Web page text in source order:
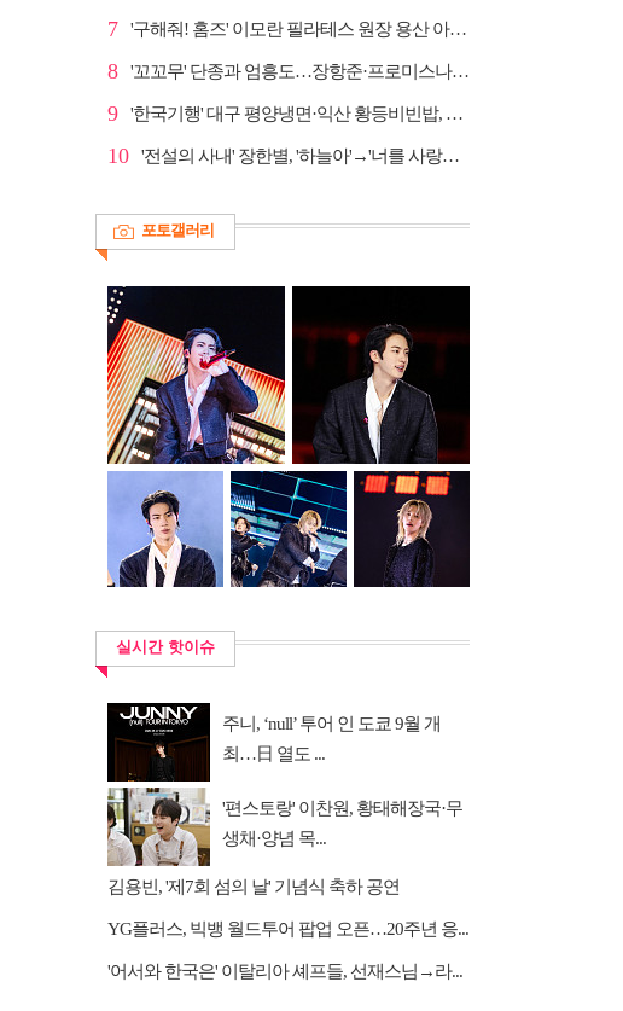
7 '구해줘! 홈즈' 이모란 필라테스 원장 용산 아파트 방...
8 '꼬꼬무' 단종과 엄흥도…장항준·프로미스나인 이채영·...
9 '한국기행' 대구 평양냉면·익산 황등비빈밥, 백년 식당...
10 '전설의 사내' 장한별, '하늘아'→'너를 사랑하고도' 명...
포토갤러리
실시간 핫이슈
주니, ‘null’ 투어 인 도쿄 9월 개
최…日 열도 ...
'편스토랑' 이찬원, 황태해장국·무
생채·양념 목...
김용빈, '제7회 섬의 날' 기념식 축하 공연
YG플러스, 빅뱅 월드투어 팝업 오픈…20주년 응...
'어서와 한국은' 이탈리아 셰프들, 선재스님→라...